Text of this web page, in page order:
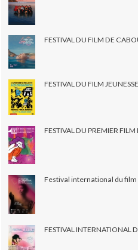
FESTIVAL DU FILM DE
FESTIVAL DU FILM
FESTIVAL DU PREMIER
Festival international du film
FESTIVAL INTERNATIONAL